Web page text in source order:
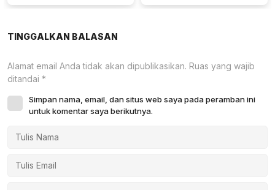
Kemandirian Desa di Kalbar
Anak, dan Wajib Belajar 13
TINGGALKAN BALASAN
Alamat email Anda tidak akan dipublikasikan. Ruas yang wajib
ditandai *
Simpan nama, email, dan situs web saya pada peramban ini
untuk komentar saya berikutnya.